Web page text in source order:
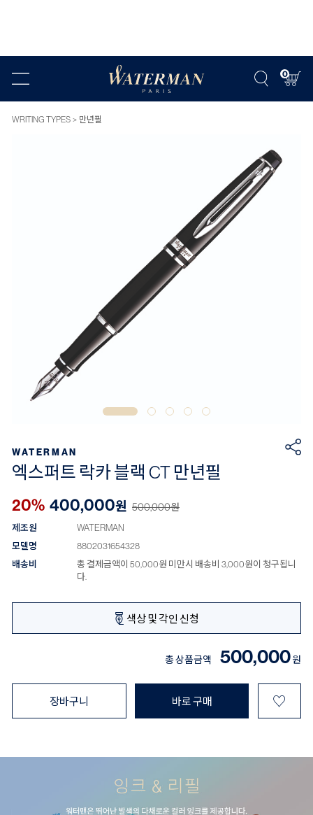
0
WRITING TYPES 만년필
WATERMAN
엑스퍼트 락카 블랙 CT 만년필
20% 400,000원 500,000원
제조원
WATERMAN
모델명
8802031654328
배송비
총 결제금액이 50,000원 미만시 배송비 3,000원이 청구됩니
다.
색상 및 각인 신청
총 상품금액 500,000원
장바구니 바로 구매 ♡